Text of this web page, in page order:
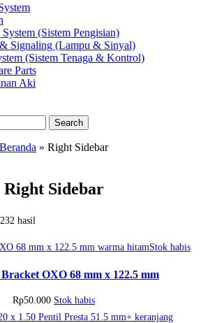
(Sistem Pengisian)
Signaling (Lampu & Sinyal)
(Sistem Tenaga & Kontrol)
Parts
Aki
Search
Beranda » Right Sidebar
Right Sidebar
hasil
Stok habis
OXO 68 mm x 122.5 mm
Rp50.000 Stok habis
+ keranjang